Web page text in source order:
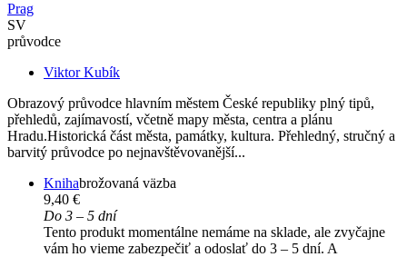
Prag
SV
průvodce
Viktor Kubík
Obrazový průvodce hlavním městem České republiky plný tipů,
přehledů, zajímavostí, včetně mapy města, centra a plánu
Hradu.Historická část města, památky, kultura. Přehledný, stručný a
barvitý průvodce po nejnavštěvovanější...
Knihabrožovaná väzba
9,40 €
Do 3 – 5 dní
Tento produkt momentálne nemáme na sklade, ale zvyčajne
vám ho vieme zabezpečiť a odoslať do 3 – 5 dní. A